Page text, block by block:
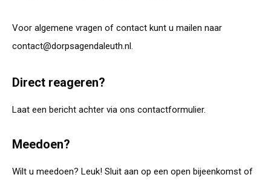
Voor algemene vragen of contact kunt u mailen naar
contact@dorpsagendaleuth.nl.
Direct reageren?
Laat een bericht achter via ons contactformulier.
Meedoen?
Wilt u meedoen? Leuk! Sluit aan op een open bijeenkomst of